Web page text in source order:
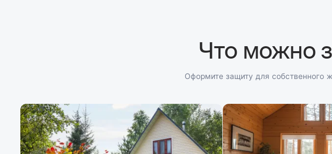
Что можно
Оформите защиту для собственного